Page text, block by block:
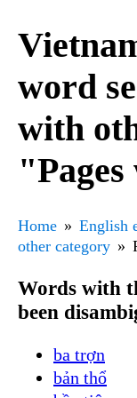
word
with
Home English
other category
Words with
been
ba trợn
bản thổ